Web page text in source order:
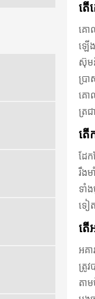
តើ
គោ
ឡើ
ស៊ុម
ប្រ
គោ
ត្រជ
តើ
ដែ
រឹងម
ទាំ
ទៀត
តើ
អគា
ត្រូវ
តា